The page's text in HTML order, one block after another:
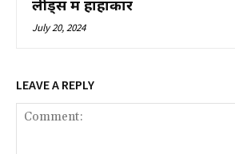
लीड्स में हाहाकार
July 20, 2024
LEAVE A REPLY